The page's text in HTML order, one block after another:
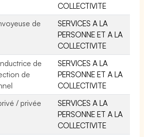
COLLECTIVITE
de
SERVICES A LA
PERSONNE ET A LA
COLLECTIVITE
de
de
SERVICES A LA
PERSONNE ET A LA
COLLECTIVITE
/ privée
SERVICES A LA
PERSONNE ET A LA
COLLECTIVITE